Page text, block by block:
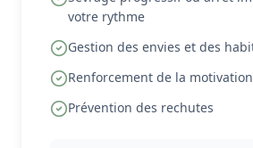
votre rythme
Gestion des envies et des
Renforcement de la
Prévention des rechutes